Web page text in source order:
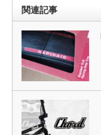
関連記事